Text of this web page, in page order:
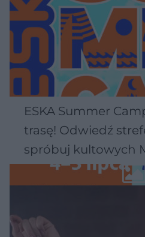
ESKA Summer
trasę! Odwiedź
spróbuj kultowych
Wawelu